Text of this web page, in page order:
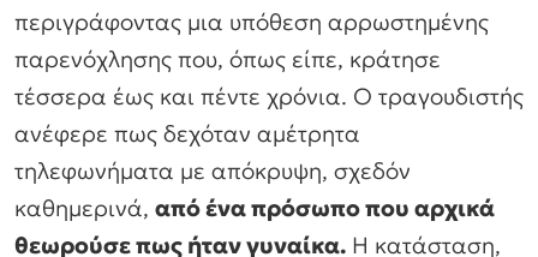
περιγράφοντας μια υπόθεση αρρωστημένης
παρενόχλησης που, όπως είπε, κράτησε
τέσσερα έως και πέντε χρόνια. Ο τραγουδιστής
ανέφερε πως δεχόταν αμέτρητα
τηλεφωνήματα με απόκρυψη, σχεδόν
καθημερινά, από ένα πρόσωπο που αρχικά
θεωρούσε πως ήταν γυναίκα. Η κατάσταση,